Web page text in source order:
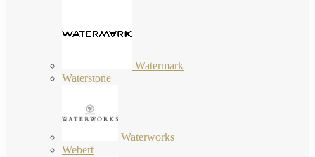
Watermark
Waterstone
Waterworks
Webert